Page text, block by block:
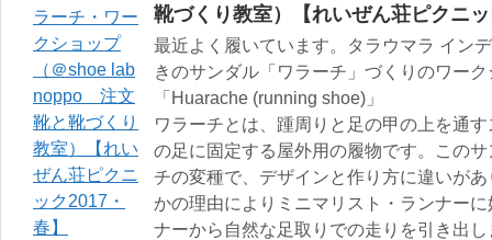
靴づくり教室）【れいぜん荘ピクニ
最近よく履いています。タラウマラ イン
きのサンダル「ワラーチ」づくりのワー
「Huarache (running shoe)」
ワラーチとは、踵周りと足の甲の上を通
の足に固定する屋外用の履物です。この
チの変種で、デザインと作り方に違いが
かの理由によりミニマリスト・ランナー
ナーから自然な足取りでの走りを引き出